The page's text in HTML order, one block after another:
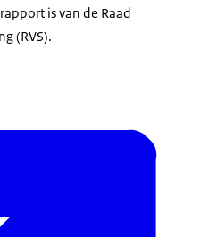
is van de Raad
(RVS).